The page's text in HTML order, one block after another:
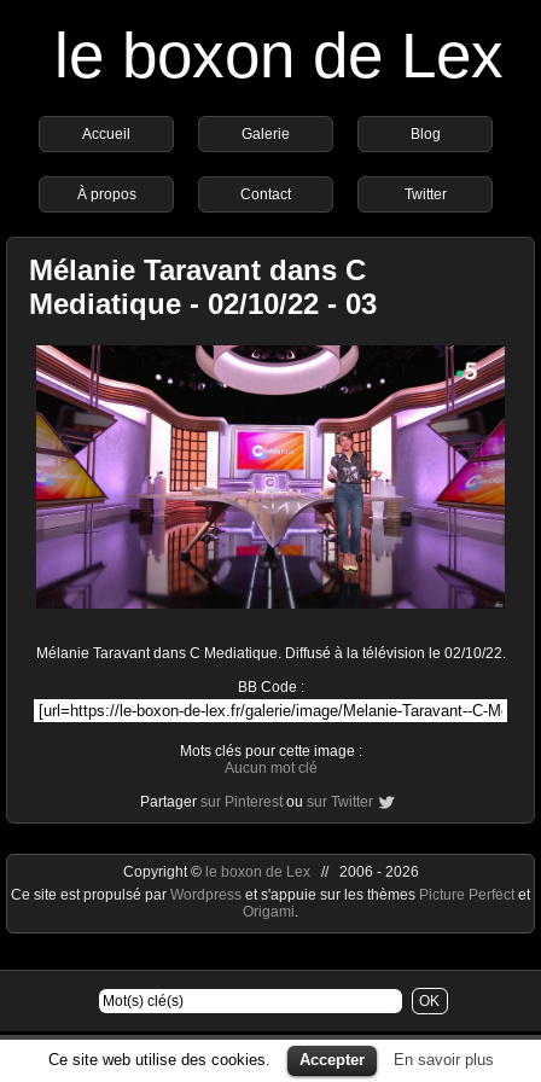
le boxon de Lex
Accueil Galerie Blog
À propos Contact Twitter
Mélanie Taravant dans C
Mediatique - 02/10/22 - 03
Mélanie Taravant dans C Mediatique. Diffusé à la télévision le 02/10/22.
BB Code :
Mots clés pour cette image :
Aucun mot clé
Partager sur Pinterest ou sur Twitter
Ce site web utilise des cookies. Accepter En savoir plus
Copyright © le boxon de Lex// 2006 - 2026
Ce site est propulsé par Wordpress et s'appuie sur les thèmes Picture Perfect et
Origami.